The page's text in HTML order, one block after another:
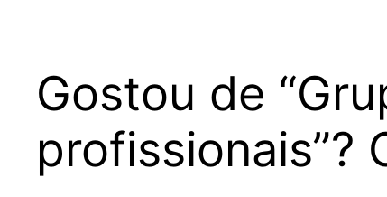
Gostou de
profissionais”?